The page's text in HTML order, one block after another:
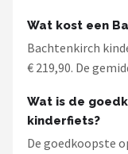
Wat kost een
Bachtenkirch
€ 219,90. De
Wat is de
kinderfiets?
De goedkoopste